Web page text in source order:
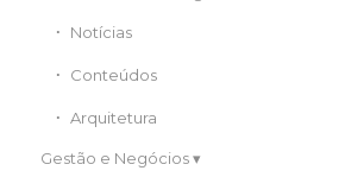
Notícias
Conteúdos
Arquitetura
Gestão e Negócios